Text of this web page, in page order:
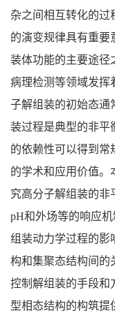
杂之间相互转化的过
的演变规律具有重要
装体功能的主要途径
病理检测等领域发挥
子解组装的初始态通
装过程是典型的非平
的依赖性可以得到常
的学术和应用价值。
究高分子解组装的非
pH和外场等的响应
组装动力学过程的影
构和集聚态结构间的
控制解组装的手段和
型相态结构的构筑提